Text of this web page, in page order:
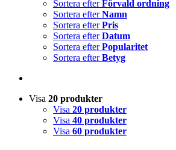
Sortera efterFörvald ordning
Sortera efterNamn
Sortera efterPris
Sortera efterDatum
Sortera efterPopularitet
Sortera efterBetyg
Visa 20 produkter
Visa 20 produkter
Visa 40 produkter
Visa 60 produkter